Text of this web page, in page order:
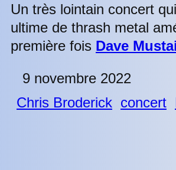
Un très lointain concert
ultime de thrash metal
première fois Dave
9 novembre 2022
Chris Broderick concert